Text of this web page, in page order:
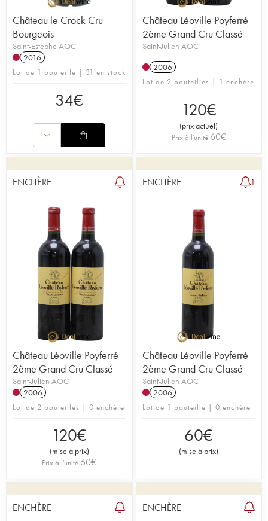
Château le Crock Cru
Bourgeois
Saint-Estèphe AOC
2016
Lot de 1 bouteille | 31 en stock
34€
Château Léoville Poyferré
2ème Grand Cru Classé
Saint-Julien AOC
2006
Lot de 2 bouteilles | 1 enchère
120€
(prix actuel)
Prix à l'unité 60€
ENCHÈRE
Château Léoville Poyferré
2ème Grand Cru Classé
Saint-Julien AOC
2006
Lot de 2 bouteilles | 0 enchère
120€
(mise à prix)
Prix à l'unité 60€
ENCHÈRE 1
Château Léoville Poyferré
2ème Grand Cru Classé
Saint-Julien AOC
2006
Lot de 1 bouteille | 0 enchère
60€
(mise à prix)
ENCHÈRE ENCHÈRE